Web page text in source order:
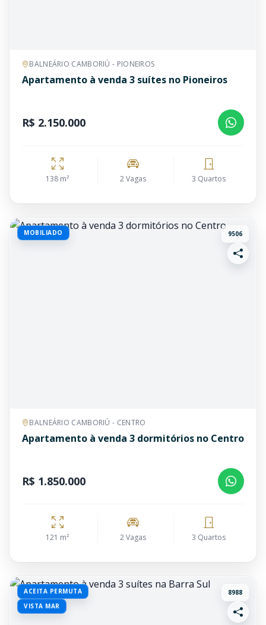
BALNEÁRIO CAMBORIÚ - PIONEIROS
Apartamento à venda 3 suítes no Pioneiros
R$ 2.150.000
138 m² 2 Vagas 3 Quartos
MOBILIADO 9506
BALNEÁRIO CAMBORIÚ - CENTRO
Apartamento à venda 3 dormitórios no Centro
R$ 1.850.000
121 m² 2 Vagas 3 Quartos
ACEITA PERMUTA
VISTA MAR
8988